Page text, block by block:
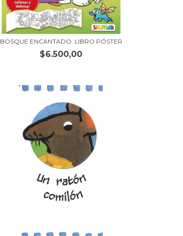
BOSQUE ENCANTADO. LIBRO PÓSTER
$6.500,00